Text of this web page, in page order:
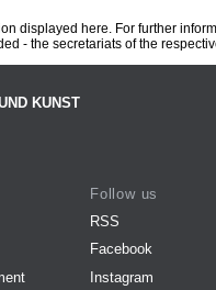
displayed here. For further
- the secretariats of the
KUNST
Follow us
RSS
Facebook
Instagram